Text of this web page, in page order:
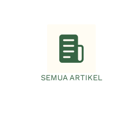
SEMUA ARTIKEL